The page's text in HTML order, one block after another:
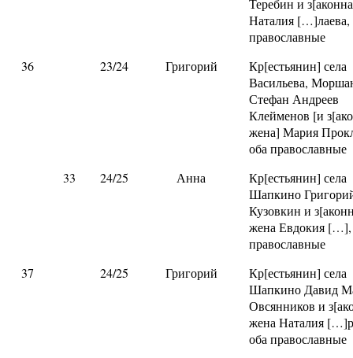
Теребин и
Наталия […]лаева,
православные
36
23/24 Григорий
Кр[естьянин] села
Васильева,
Стефан Андреев
Клейменов [и
жена] Мария
оба православные
33
24/25 Анна
Кр[естьянин] села
Шапкино
Кузовкин и
жена Евдокия […],
православные
37
24/25 Григорий
Кр[естьянин] села
Шапкино Давид
Овсянников и
жена Наталия
оба православные